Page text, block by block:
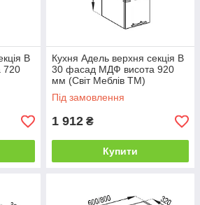
В
720
Кухня Адель верхня секція В
30 фасад МДФ висота 920
мм (Світ Меблів ТМ)
Під замовлення
1 912 ₴
Купити